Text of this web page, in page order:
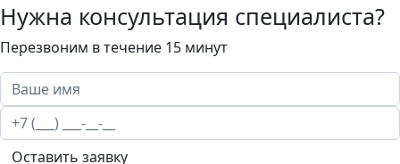
Нужна консультация специалиста?
Перезвоним в течение 15 минут
Оставить заявку